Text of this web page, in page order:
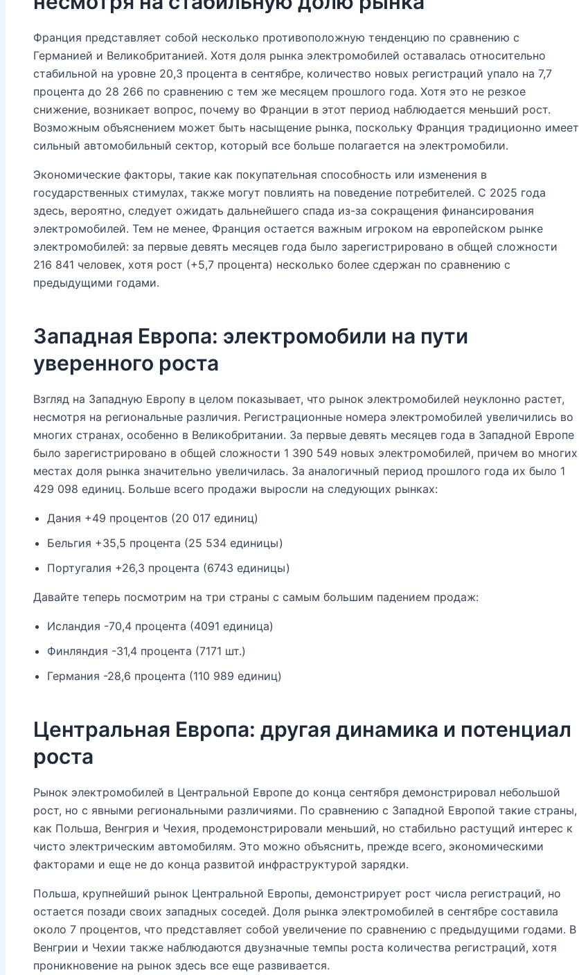
Франция представляет собой несколько противоположную тенденцию по сравнению с
Германией и Великобританией. Хотя доля рынка электромобилей оставалась относительно
стабильной на уровне 20,3 процента в сентябре, количество новых регистраций упало на 7,7
процента до 28 266 по сравнению с тем же месяцем прошлого года. Хотя это не резкое
снижение, возникает вопрос, почему во Франции в этот период наблюдается меньший рост.
Возможным объяснением может быть насыщение рынка, поскольку Франция традиционно имеет
сильный автомобильный сектор, который все больше полагается на электромобили.
Экономические факторы, такие как покупательная способность или изменения в
государственных стимулах, также могут повлиять на поведение потребителей. С 2025 года
здесь, вероятно, следует ожидать дальнейшего спада из-за сокращения финансирования
электромобилей. Тем не менее, Франция остается важным игроком на европейском рынке
электромобилей: за первые девять месяцев года было зарегистрировано в общей сложности
216 841 человек, хотя рост (+5,7 процента) несколько более сдержан по сравнению с
предыдущими годами.
Западная Европа: электромобили на пути
уверенного роста
Взгляд на Западную Европу в целом показывает, что рынок электромобилей неуклонно растет,
несмотря на региональные различия. Регистрационные номера электромобилей увеличились во
многих странах, особенно в Великобритании. За первые девять месяцев года в Западной Европе
было зарегистрировано в общей сложности 1 390 549 новых электромобилей, причем во многих
местах доля рынка значительно увеличилась. За аналогичный период прошлого года их было 1
429 098 единиц. Больше всего продажи выросли на следующих рынках:
Дания +49 процентов (20 017 единиц)
Бельгия +35,5 процента (25 534 единицы)
Португалия +26,3 процента (6743 единицы)
Давайте теперь посмотрим на три страны с самым большим падением продаж:
Исландия -70,4 процента (4091 единица)
Финляндия -31,4 процента (7171 шт.)
Германия -28,6 процента (110 989 единиц)
Центральная Европа: другая динамика и потенциал
роста
Рынок электромобилей в Центральной Европе до конца сентября демонстрировал небольшой
рост, но с явными региональными различиями. По сравнению с Западной Европой такие страны,
как Польша, Венгрия и Чехия, продемонстрировали меньший, но стабильно растущий интерес к
чисто электрическим автомобилям. Это можно объяснить, прежде всего, экономическими
факторами и еще не до конца развитой инфраструктурой зарядки.
Польша, крупнейший рынок Центральной Европы, демонстрирует рост числа регистраций, но
остается позади своих западных соседей. Доля рынка электромобилей в сентябре составила
около 7 процентов, что представляет собой увеличение по сравнению с предыдущими годами. В
Венгрии и Чехии также наблюдаются двузначные темпы роста количества регистраций, хотя
проникновение на рынок здесь все еще развивается.